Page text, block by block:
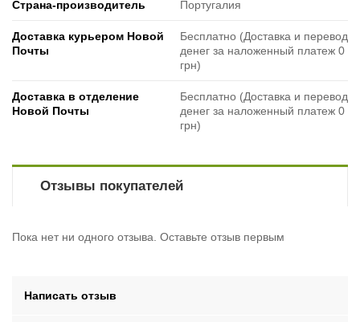
Страна-производитель Португалия
Доставка курьером Новой
Почты
Бесплатно (Доставка и перевод
денег за наложенный платеж 0
грн)
Доставка в отделение
Новой Почты
Бесплатно (Доставка и перевод
денег за наложенный платеж 0
грн)
Отзывы покупателей
Пока нет ни одного отзыва. Оставьте отзыв первым
Написать отзыв